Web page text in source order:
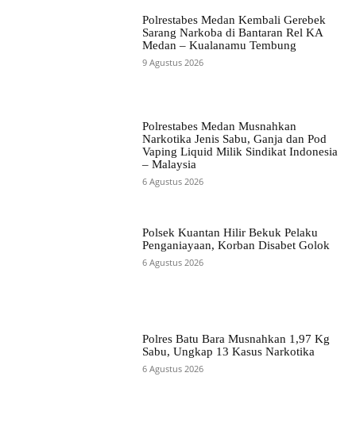
Polrestabes Medan Kembali Gerebek
Sarang Narkoba di Bantaran Rel KA
Medan – Kualanamu Tembung
9 Agustus 2026
Polrestabes Medan Musnahkan
Narkotika Jenis Sabu, Ganja dan Pod
Vaping Liquid Milik Sindikat Indonesia
– Malaysia
6 Agustus 2026
Polsek Kuantan Hilir Bekuk Pelaku
Penganiayaan, Korban Disabet Golok
6 Agustus 2026
Polres Batu Bara Musnahkan 1,97 Kg
Sabu, Ungkap 13 Kasus Narkotika
6 Agustus 2026